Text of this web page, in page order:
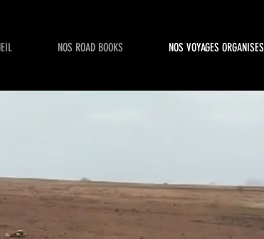
NOS ROAD BOOKS NOS VOYAGES ORGANISES